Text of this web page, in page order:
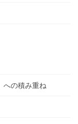
への積み重ね